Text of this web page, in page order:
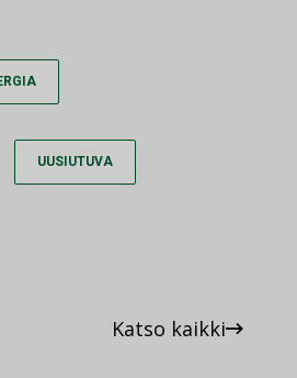
UUSIUTUVA
Katso kaikki